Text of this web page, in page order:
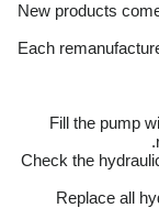
New products
Each
– Fill the pump
– Check the
– Replace all